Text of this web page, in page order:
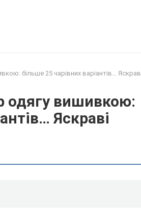
більше 25 чарівних варіантів…
одягу вишивкою:
Яскраві